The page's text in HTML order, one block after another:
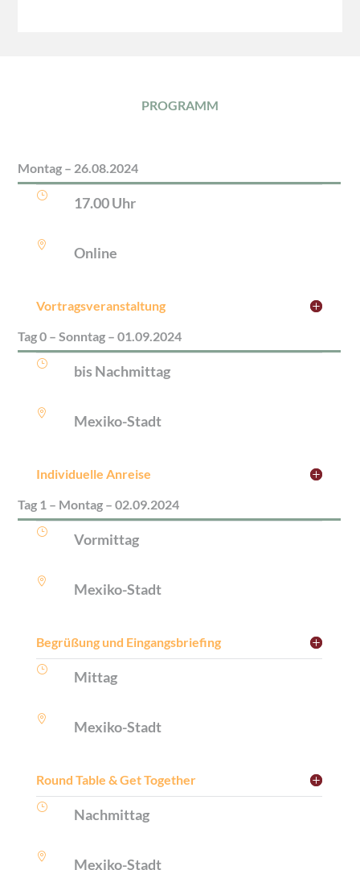
PROGRAMM
Montag – 26.08.2024
} 17.00 Uhr
 Online
Vortragsveranstaltung
Tag 0 – Sonntag – 01.09.2024
} bis Nachmittag
 Mexiko-Stadt
Individuelle Anreise
Tag 1 – Montag – 02.09.2024
} Vormittag
 Mexiko-Stadt
Begrüßung und Eingangsbriefing
} Mittag
 Mexiko-Stadt
Round Table & Get Together
} Nachmittag
 Mexiko-Stadt